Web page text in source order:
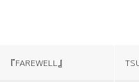
『FAREWELL』